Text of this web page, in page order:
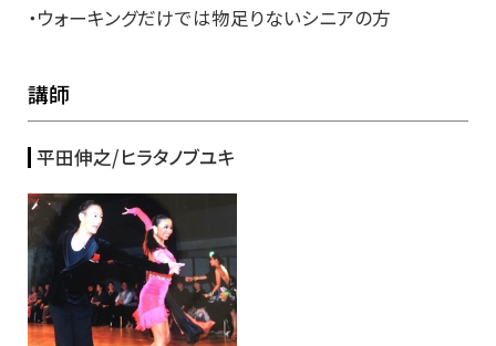
・ウォーキングだけでは物足りないシニアの方
講師
平田伸之/ヒラタノブユキ